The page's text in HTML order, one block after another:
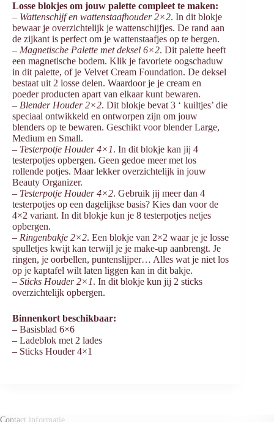
Losse blokjes om jouw palette compleet te maken:
– Wattenschijf en wattenstaafhouder 2×2. In dit blokje
bewaar je overzichtelijk je wattenschijfjes. De rand aan
de zijkant is perfect om je wattenstaafjes op te bergen.
– Magnetische Palette met deksel 6×2. Dit palette heeft
een magnetische bodem. Klik je favoriete oogschaduw
in dit palette, of je Velvet Cream Foundation. De deksel
bestaat uit 2 losse delen. Waardoor je je cream en
poeder producten apart van elkaar kunt bewaren.
– Blender Houder 2×2. Dit blokje bevat 3 ‘ kuiltjes’ die
speciaal ontwikkeld en ontworpen zijn om jouw
blenders op te bewaren. Geschikt voor blender Large,
Medium en Small.
– Testerpotje Houder 4×1. In dit blokje kan jij 4
testerpotjes opbergen. Geen gedoe meer met los
rollende potjes. Maar lekker overzichtelijk in jouw
Beauty Organizer.
– Testerpotje Houder 4×2. Gebruik jij meer dan 4
testerpotjes op een dagelijkse basis? Kies dan voor de
4×2 variant. In dit blokje kun je 8 testerpotjes netjes
opbergen.
– Ringenbakje 2×2. Een blokje van 2×2 waar je je losse
spulletjes kwijt kan terwijl je je make-up aanbrengt. Je
ringen, je oorbellen, puntenslijper… Alles wat je niet los
op je kaptafel wilt laten liggen kan in dit bakje.
– Sticks Houder 2×1. In dit blokje kun jij 2 sticks
overzichtelijk opbergen.
Binnenkort beschikbaar:
– Basisblad 6×6
– Ladeblok met 2 lades
– Sticks Houder 4×1
Contact informatie